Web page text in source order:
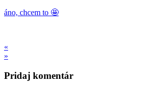
áno, chcem to 🤩
«
»
Pridaj komentár